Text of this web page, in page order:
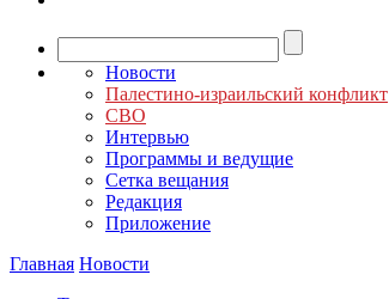
Новости
Палестино-израильский конфликт
СВО
Интервью
Программы и ведущие
Сетка вещания
Редакция
Приложение
Главная Новости